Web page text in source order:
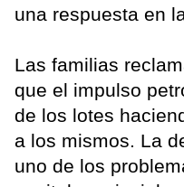
una respuesta en
Las familias
que el impulso
de los lotes
a los mismos. La
uno de los